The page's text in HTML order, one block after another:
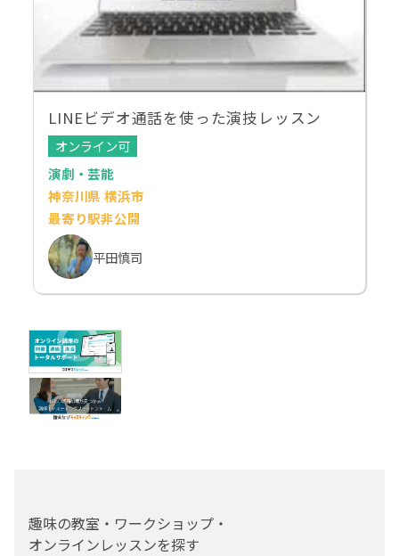
LINEビデオ通話を使った演技レッスン
オンライン可
演劇・芸能
神奈川県 横浜市
最寄り駅非公開
平田慎司
趣味の教室・ワークショップ・
オンラインレッスンを探す